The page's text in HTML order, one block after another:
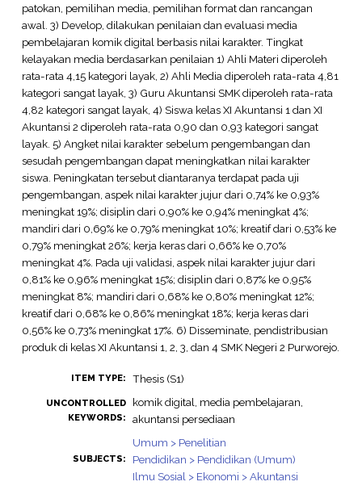
patokan, pemilihan media, pemilihan format dan rancangan
awal. 3) Develop, dilakukan penilaian dan evaluasi media
pembelajaran komik digital berbasis nilai karakter. Tingkat
kelayakan media berdasarkan penilaian 1) Ahli Materi diperoleh
rata-rata 4,15 kategori layak, 2) Ahli Media diperoleh rata-rata 4,81
kategori sangat layak, 3) Guru Akuntansi SMK diperoleh rata-rata
4,82 kategori sangat layak, 4) Siswa kelas XI Akuntansi 1 dan XI
Akuntansi 2 diperoleh rata-rata 0,90 dan 0,93 kategori sangat
layak. 5) Angket nilai karakter sebelum pengembangan dan
sesudah pengembangan dapat meningkatkan nilai karakter
siswa. Peningkatan tersebut diantaranya terdapat pada uji
pengembangan, aspek nilai karakter jujur dari 0,74% ke 0,93%
meningkat 19%; disiplin dari 0,90% ke 0,94% meningkat 4%;
mandiri dari 0,69% ke 0,79% meningkat 10%; kreatif dari 0,53% ke
0,79% meningkat 26%; kerja keras dari 0,66% ke 0,70%
meningkat 4%. Pada uji validasi, aspek nilai karakter jujur dari
0,81% ke 0,96% meningkat 15%; disiplin dari 0,87% ke 0,95%
meningkat 8%; mandiri dari 0,68% ke 0,80% meningkat 12%;
kreatif dari 0,68% ke 0,86% meningkat 18%; kerja keras dari
0,56% ke 0,73% meningkat 17%. 6) Disseminate, pendistribusian
produk di kelas XI Akuntansi 1, 2, 3, dan 4 SMK Negeri 2 Purworejo.
ITEM TYPE: Thesis (S1)
UNCONTROLLED
KEYWORDS:
komik digital, media pembelajaran,
akuntansi persediaan
SUBJECTS:
Umum > Penelitian
Pendidikan > Pendidikan (Umum)
Ilmu Sosial > Ekonomi > Akuntansi